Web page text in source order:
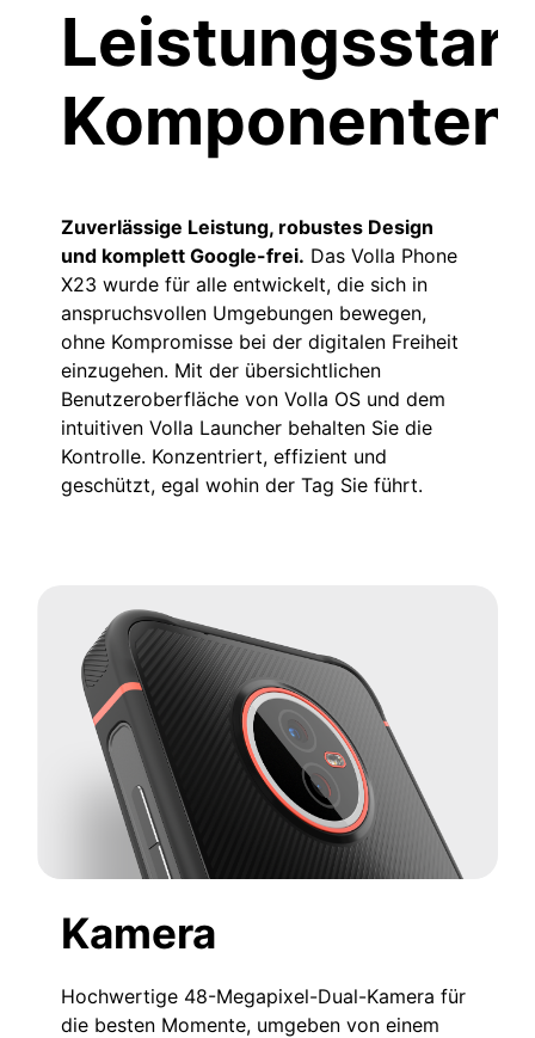
Komponenten
Zuverlässige Leistung, robustes Design
und komplett Google-frei. Das Volla Phone
X23 wurde für alle entwickelt, die sich in
anspruchsvollen Umgebungen bewegen,
ohne Kompromisse bei der digitalen Freiheit
einzugehen. Mit der übersichtlichen
Benutzeroberfläche von Volla OS und dem
intuitiven Volla Launcher behalten Sie die
Kontrolle. Konzentriert, effizient und
geschützt, egal wohin der Tag Sie führt.
Kamera
Hochwertige 48-Megapixel-Dual-Kamera für
die besten Momente, umgeben von einem